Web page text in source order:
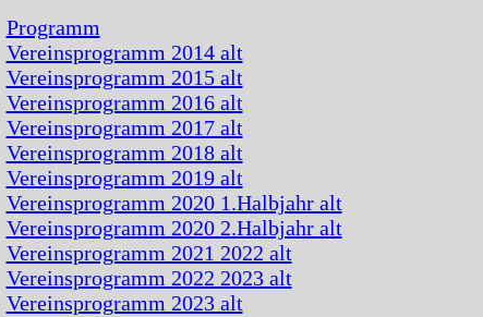
Programm
Vereinsprogramm 2014 alt
Vereinsprogramm 2015 alt
Vereinsprogramm 2016 alt
Vereinsprogramm 2017 alt
Vereinsprogramm 2018 alt
Vereinsprogramm 2019 alt
Vereinsprogramm 2020 1.Halbjahr alt
Vereinsprogramm 2020 2.Halbjahr alt
Vereinsprogramm 2021 2022 alt
Vereinsprogramm 2022 2023 alt
Vereinsprogramm 2023 alt